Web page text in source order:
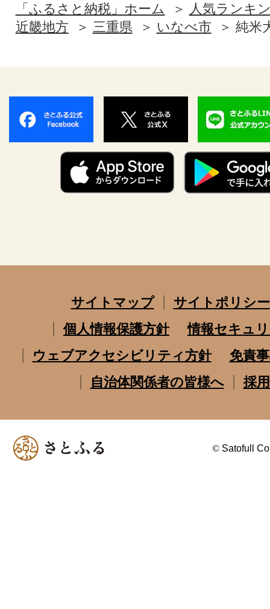
「ふるさと納税」ホーム
人気ランキ
近畿地方
三重県 いなべ市 純米
サイトマップ
サイトポリシー
個人情報保護方針
情報セキュ
ウェブアクセシビリティ方針
免責
自治体関係者の皆様へ
採
© Satofull